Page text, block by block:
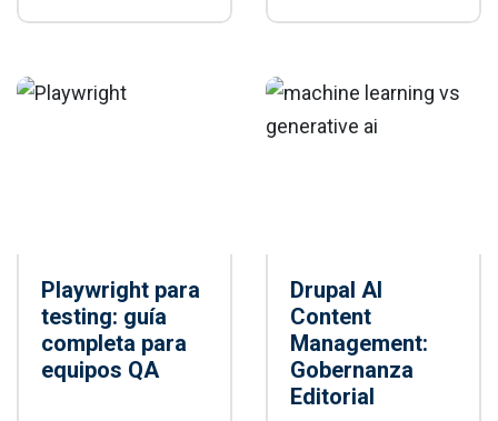
Playwright:
tests,
mantenimiento y
Descubre cuándo
mejor decisión
para tu proyecto.
Playwright para
testing: guía
completa para
equipos QA
Drupal AI
Content
Management:
Gobernanza
Editorial